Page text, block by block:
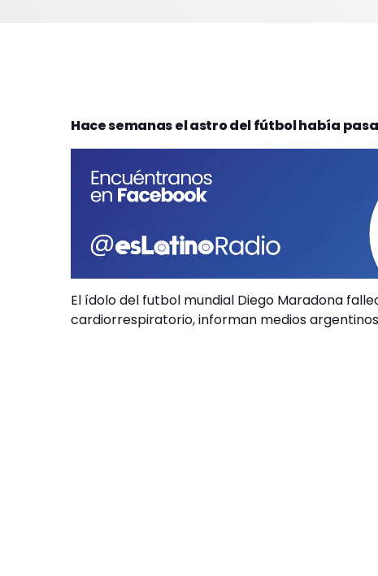
Hace semanas el astro del fútbol había
El ídolo del futbol mundial Diego Maradona
cardiorrespiratorio, informan medios